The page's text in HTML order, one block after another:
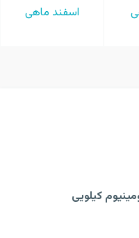
اسفند ماهی
کیلویی